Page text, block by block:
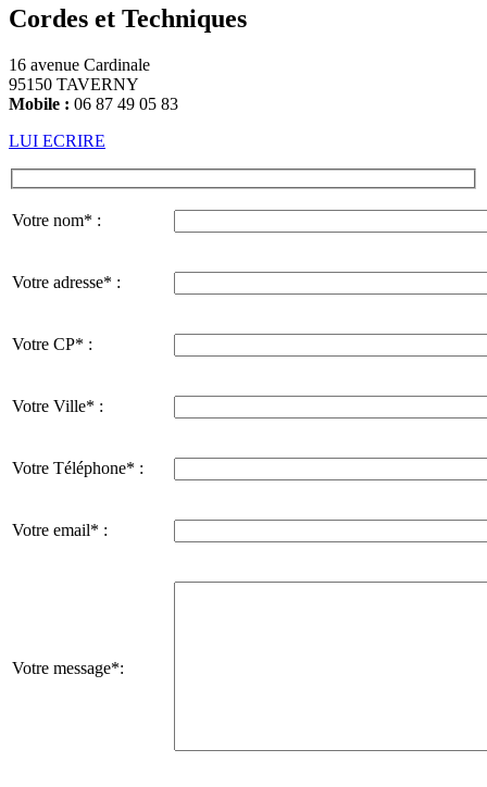
Cordes et Techniques
16 avenue Cardinale
95150 TAVERNY
Mobile : 06 87 49 05 83
LUI ECRIRE
Votre nom* :
Votre adresse* :
Votre CP* :
Votre Ville* :
Votre Téléphone* :
Votre email* :
Votre message*: